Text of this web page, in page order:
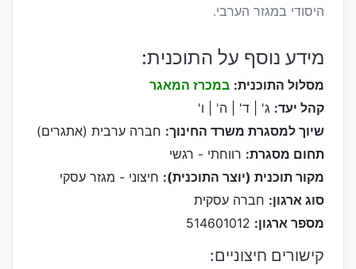
היסודי במגזר הערבי.
מידע נוסף על התוכנית:
מסלול התוכנית: במכרז המאגר
קהל יעד: ג' | ד' | ה' | ו'
שיוך למסגרת משרד החינוך: חברה ערבית (אתגרים)
תחום מסגרת: רווחתי - רגשי
מקור תוכנית (יוצר התוכנית): חיצוני - מגזר עסקי
סוג ארגון: חברה עסקית
מספר ארגון:
קישורים חיצוניים: